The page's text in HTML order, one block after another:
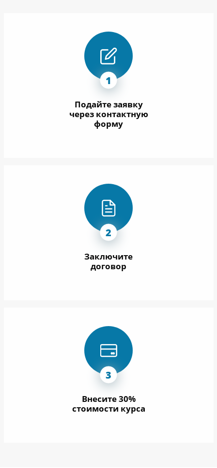
Подайте заявку
через контактную
форму
Заключите
договор
Внесите 30%
стоимости курса